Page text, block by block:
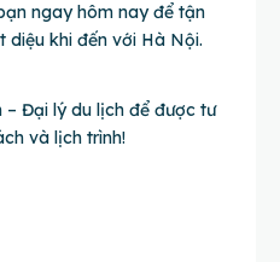
ngay hôm nay để tận
diệu khi đến với Hà Nội.
– Đại lý du lịch để được tư
và lịch trình!